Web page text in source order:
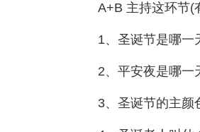
A+B 主持这环节(
1、圣诞节是哪一
2、平安夜是哪一
3、圣诞节的主颜